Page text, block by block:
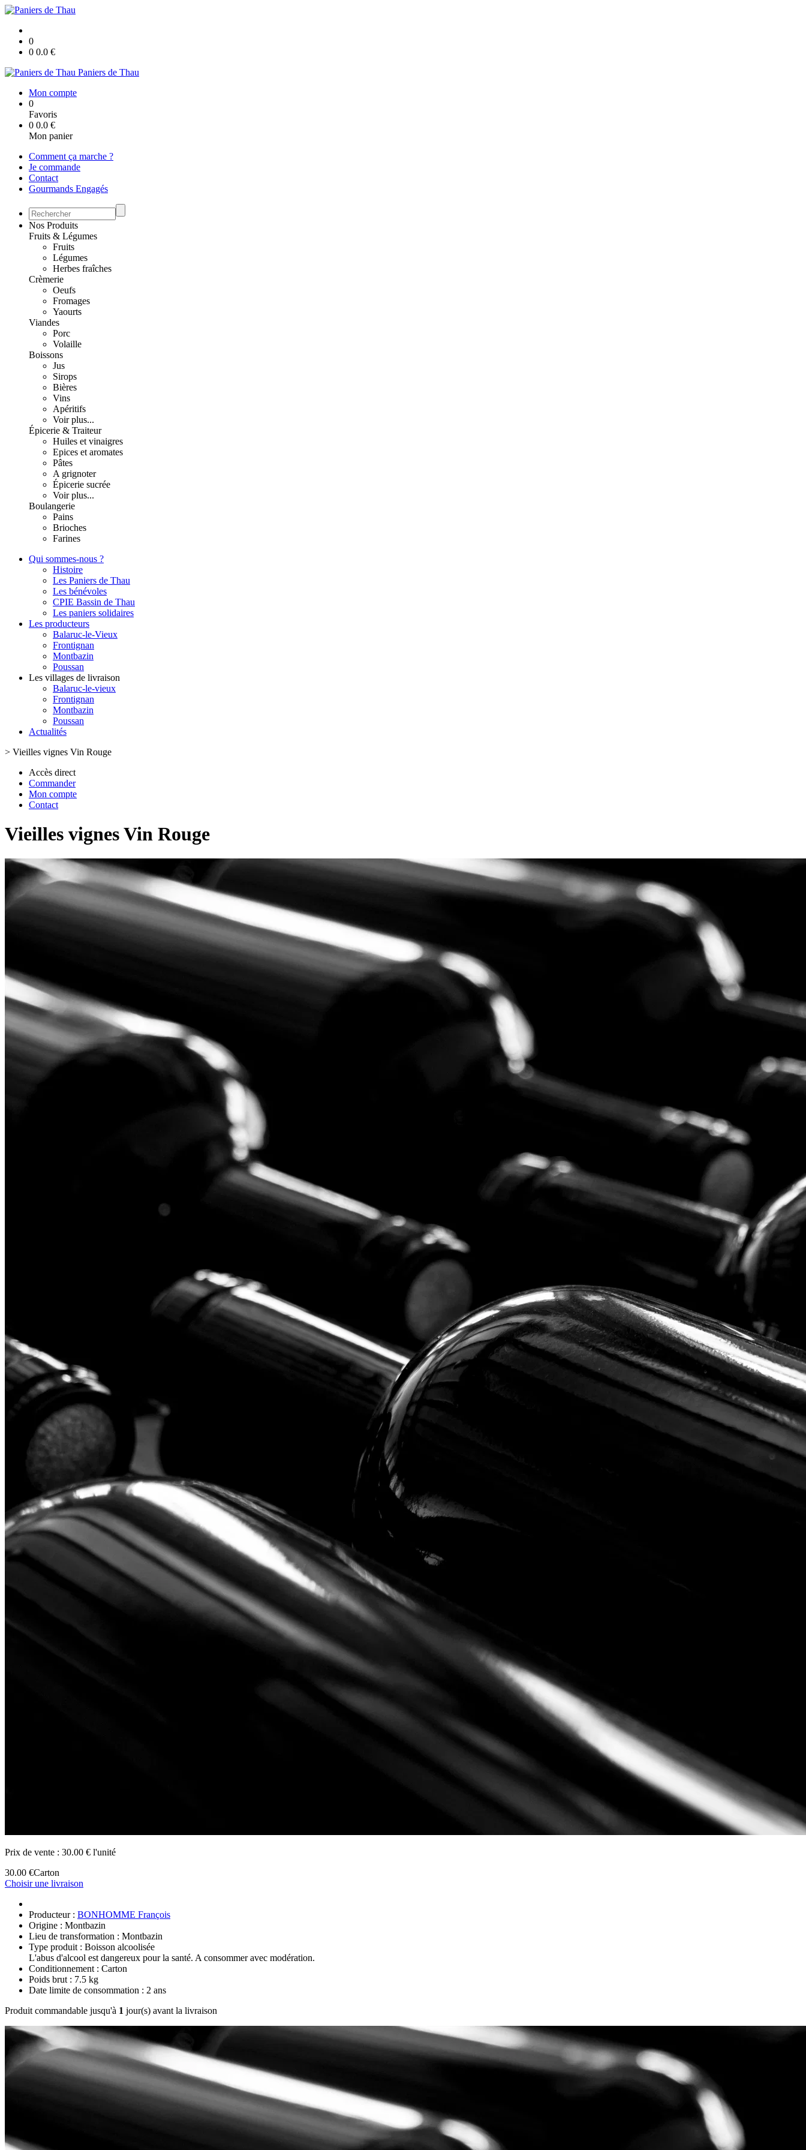
0
0 0.0 €
Paniers de Thau
Mon compte
0
Favoris
0 0.0 €
Mon panier
Comment ça marche ?
Je commande
Contact
Gourmands Engagés
Nos Produits
Fruits & Légumes
Fruits
Légumes
Herbes fraîches
Crèmerie
Oeufs
Fromages
Yaourts
Viandes
Porc
Volaille
Boissons
Jus
Sirops
Bières
Vins
Apéritifs
Voir plus...
Épicerie & Traiteur
Huiles et vinaigres
Epices et aromates
Pâtes
A grignoter
Épicerie sucrée
Voir plus...
Boulangerie
Pains
Brioches
Farines
Qui sommes-nous ?
Histoire
Les Paniers de Thau
Les bénévoles
CPIE Bassin de Thau
Les paniers solidaires
Les producteurs
Balaruc-le-Vieux
Frontignan
Montbazin
Poussan
Les villages de livraison
Balaruc-le-vieux
Frontignan
Montbazin
Poussan
Actualités
> Vieilles vignes Vin Rouge
Accès direct
Commander
Mon compte
Contact
Vieilles vignes Vin Rouge
Prix de vente : 30.00 € l'unité
30.00 €Carton
Choisir une livraison
Producteur : BONHOMME François
Origine : Montbazin
Lieu de transformation : Montbazin
Type produit : Boisson alcoolisée
L'abus d'alcool est dangereux pour la santé. A consommer avec modération.
Conditionnement : Carton
Poids brut : 7.5 kg
Date limite de consommation : 2 ans
Produit commandable jusqu'à 1 jour(s) avant la livraison